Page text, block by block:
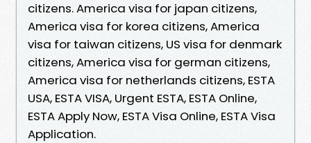
citizens. America visa for japan citizens,
America visa for korea citizens, America
visa for taiwan citizens, US visa for denmark
citizens, America visa for german citizens,
America visa for netherlands citizens, ESTA
USA, ESTA VISA, Urgent ESTA, ESTA Online,
ESTA Apply Now, ESTA Visa Online, ESTA Visa
Application.